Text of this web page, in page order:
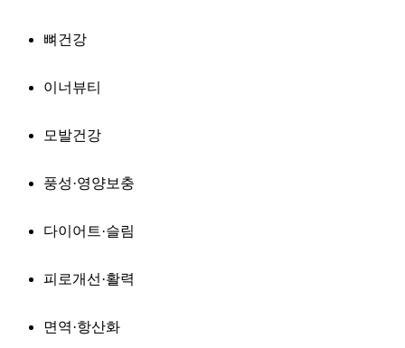
뼈건강
이너뷰티
모발건강
풍성·영양보충
다이어트·슬림
피로개선·활력
면역·항산화